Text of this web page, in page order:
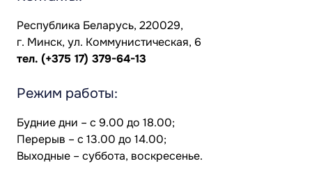
Республика Беларусь, 220029,
г. Минск, ул. Коммунистическая, 6
тел. (+375 17) 379-64-13
Режим работы:
Будние дни – с 9.00 до 18.00;
Перерыв – с 13.00 до 14.00;
Выходные – суббота, воскресенье.